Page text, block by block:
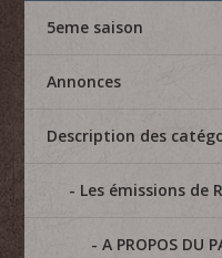
5eme saison
Annonces
Description des
Les émissions de
A PROPOS DU